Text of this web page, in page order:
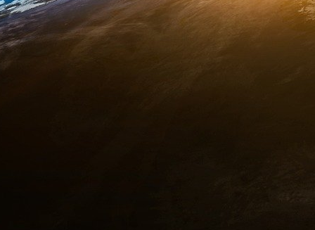
seraient sans aucun doute attribuables à
censeurs serait réalisé.